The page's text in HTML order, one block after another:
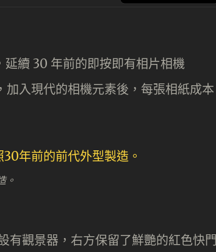
續 30 年前的即按即有相片相機
入現代的相機元素後，每張相紙成本
。
觀景器，右方保留了鮮艷的紅色快門